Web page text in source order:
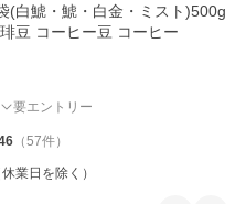
(白鯱・鯱・白金・ミスト)500g
豆 コーヒー豆 コーヒー
要エントリー
（57件）
業日を除く）